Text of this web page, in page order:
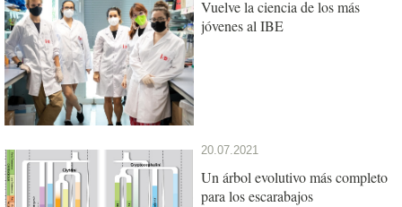
Vuelve la ciencia de los más
jóvenes al IBE
20.07.2021
Un árbol evolutivo más completo
para los escarabajos